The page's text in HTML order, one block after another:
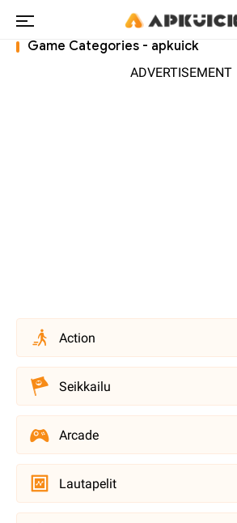
Game Categories - apkuick
ADVERTISEMENT
Action
Seikkailu
Arcade
Lautapelit